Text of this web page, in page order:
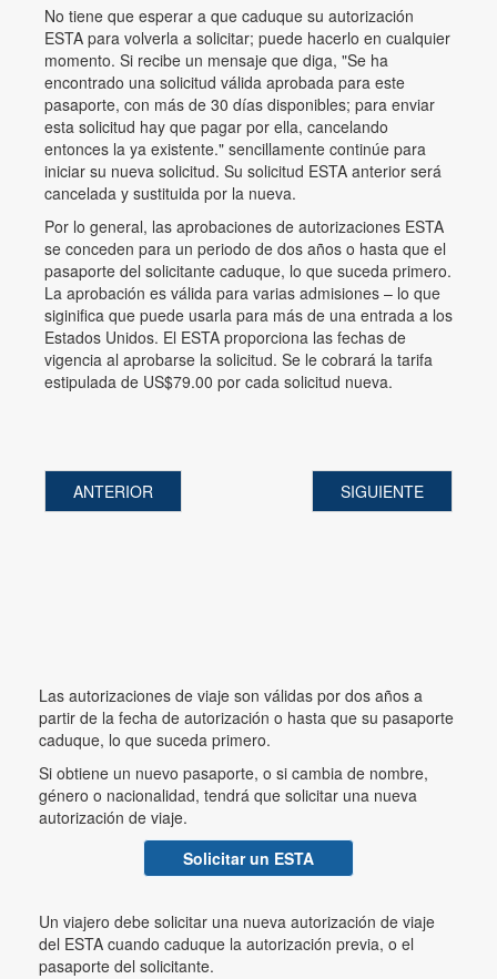
No tiene que esperar a que caduque su autorización
ESTA para volverla a solicitar; puede hacerlo en cualquier
momento. Si recibe un mensaje que diga, "Se ha
encontrado una solicitud válida aprobada para este
pasaporte, con más de 30 días disponibles; para enviar
esta solicitud hay que pagar por ella, cancelando
entonces la ya existente." sencillamente continúe para
iniciar su nueva solicitud. Su solicitud ESTA anterior será
cancelada y sustituida por la nueva.
Por lo general, las aprobaciones de autorizaciones ESTA
se conceden para un periodo de dos años o hasta que el
pasaporte del solicitante caduque, lo que suceda primero.
La aprobación es válida para varias admisiones – lo que
siginifica que puede usarla para más de una entrada a los
Estados Unidos. El ESTA proporciona las fechas de
vigencia al aprobarse la solicitud. Se le cobrará la tarifa
estipulada de US$79.00 por cada solicitud nueva.
ANTERIOR SIGUIENTE
Las autorizaciones de viaje son válidas por dos años a
partir de la fecha de autorización o hasta que su pasaporte
caduque, lo que suceda primero.
Si obtiene un nuevo pasaporte, o si cambia de nombre,
género o nacionalidad, tendrá que solicitar una nueva
autorización de viaje.
Solicitar un ESTA
Un viajero debe solicitar una nueva autorización de viaje
del ESTA cuando caduque la autorización previa, o el
pasaporte del solicitante.